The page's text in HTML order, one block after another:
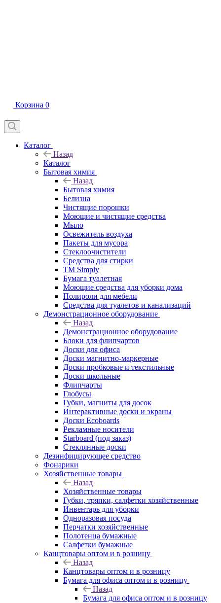
Корзина 0
Каталог
Назад
Каталог
Бытовая химия
Назад
Бытовая химия
Белизна
Чистящие порошки
Моющие и чистящие средства
Мыло
Освежитель воздуха
Пакеты для мусора
Стеклоочистители
Средства для стирки
TM Simply
Бумага туалетная
Моющие средства для уборки дома
Полироли для мебели
Средства для туалетов и канализаций
Демонстрационное оборудование
Назад
Демонстрационное оборудование
Блоки для флипчартов
Доски для офиса
Доски магнитно-маркерные
Доски пробковые и текстильные
Доски школьные
Флипчарты
Глобусы
Губки, магниты для досок
Интерактивные доски и экраны
Доски Ecoboards
Рекламные носители
Starboard (под заказ)
Стеклянные доски
Дезинфицирующее средство
Фонарики
Хозяйственные товары
Назад
Хозяйственные товары
Губки, тряпки, салфетки хозяйственные
Инвентарь для уборки
Одноразовая посуда
Перчатки хозяйственные
Полотенца бумажные
Салфетки бумажные
Канцтовары оптом и в розницу
Назад
Канцтовары оптом и в розницу
Бумага для офиса оптом и в розницу
Назад
Бумага для офиса оптом и в розницу